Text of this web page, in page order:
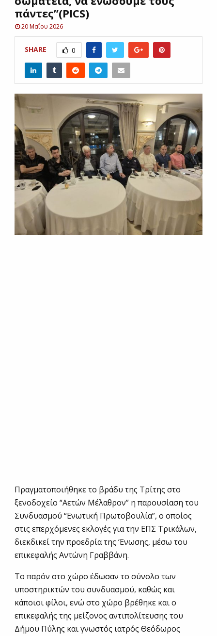
πάντες”(PICS)
20 Μαΐου 2026
SHARE 0
Πραγματοποιήθηκε το βράδυ της Τρίτης στο
ξενοδοχείο “Αετών Μέλαθρον” η παρουσίαση του
Συνδυασμού “Ενωτική Πρωτοβουλία”, ο οποίος
στις επερχόμενες εκλογές για την ΕΠΣ Τρικάλων,
διεκδικεί την προεδρία της ‘Ενωσης, μέσω του
επικεφαλής Αντώνη Γραββάνη.
Το παρόν στο χώρο έδωσαν το σύνολο των
υποστηρικτών του συνδυασμού, καθώς και
κάποιοι φίλοι, ενώ στο χώρο βρέθηκε και ο
επικεφαλής της μείζονος αντιπολίτευσης του
Δήμου Πύλης και γνωστός ιατρός Θεόδωρος